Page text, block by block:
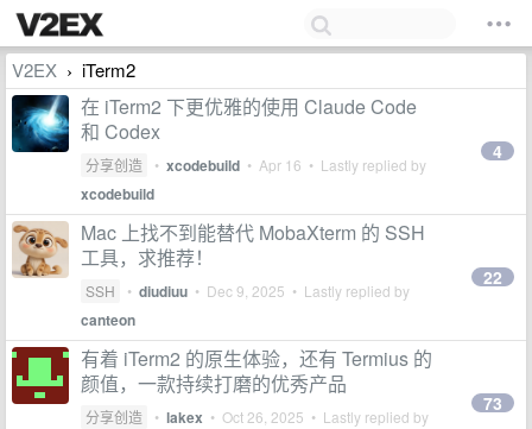
V2EX › iTerm2
在 iTerm2 下更优雅的使用 Claude Code
和 Codex
分享创造 • xcodebuild • Apr 16 • Lastly replied by
xcodebuild
4
Mac 上找不到能替代 MobaXterm 的 SSH
工具，求推荐！
SSH • diudiuu • Dec 9, 2025 • Lastly replied by
canteon
22
有着 iTerm2 的原生体验，还有 Termius 的
颜值，一款持续打磨的优秀产品
分享创造 • lakex • Oct 26, 2025 • Lastly replied by
73